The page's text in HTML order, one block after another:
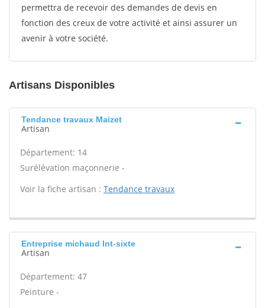
permettra de recevoir des demandes de devis en
fonction des creux de votre activité et ainsi assurer un
avenir à votre société.
Artisans Disponibles
Tendance travaux Maizet
Artisan
Département: 14
Surélévation maçonnerie -
Voir la fiche artisan : Tendance travaux
Entreprise michaud Int-sixte
Artisan
Département: 47
Peinture -